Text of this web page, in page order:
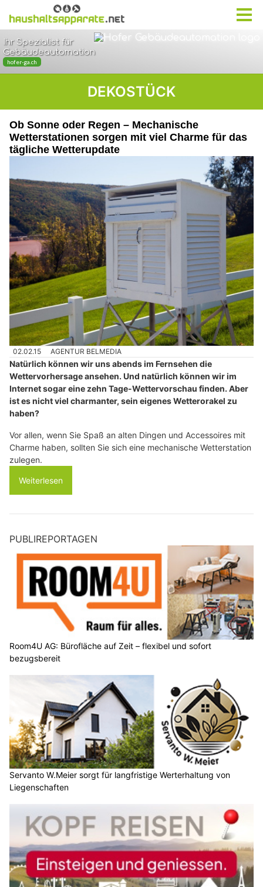
DEKOSTÜCK
Ob Sonne oder Regen – Mechanische
Wetterstationen sorgen mit viel Charme für das
tägliche Wetterupdate
02.02.15 AGENTUR BELMEDIA
Natürlich können wir uns abends im Fernsehen die
Wettervorhersage ansehen. Und natürlich können wir im
Internet sogar eine zehn Tage-Wettervorschau finden. Aber
ist es nicht viel charmanter, sein eigenes Wetterorakel zu
haben?
Vor allen, wenn Sie Spaß an alten Dingen und Accessoires mit
Charme haben, sollten Sie sich eine mechanische Wetterstation
zulegen.
Weiterlesen
PUBLIREPORTAGEN
Room4U AG: Bürofläche auf Zeit – flexibel und sofort
bezugsbereit
Servanto W.Meier sorgt für langfristige Werterhaltung von
Liegenschaften